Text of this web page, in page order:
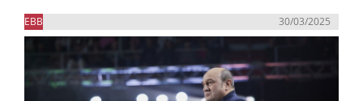
EBB 30/03/2025